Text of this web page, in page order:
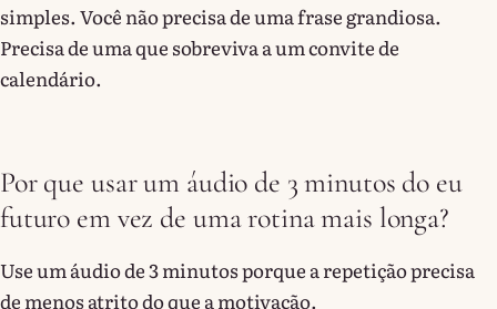
simples. Você não precisa de uma frase grandiosa.
Precisa de uma que sobreviva a um convite de
calendário.
Por que usar um áudio de 3 minutos do eu
futuro em vez de uma rotina mais longa?
Use um áudio de 3 minutos porque a repetição precisa
de menos atrito do que a motivação.